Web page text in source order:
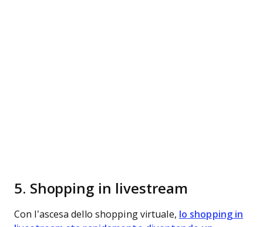
5. Shopping in livestream
Con l’ascesa dello shopping virtuale, lo shopping in